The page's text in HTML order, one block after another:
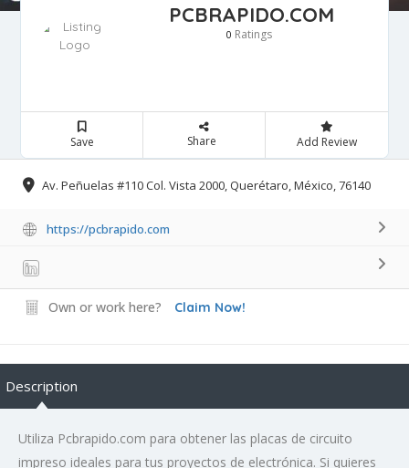
PCBRAPIDO.COM
0 Ratings
Save Share Add Review
Av. Peñuelas #110 Col. Vista 2000, Querétaro, México, 76140
https://pcbrapido.com
Own or work here? Claim Now!
Description
Utiliza Pcbrapido.com para obtener las placas de circuito
impreso ideales para tus proyectos de electrónica. Si quieres